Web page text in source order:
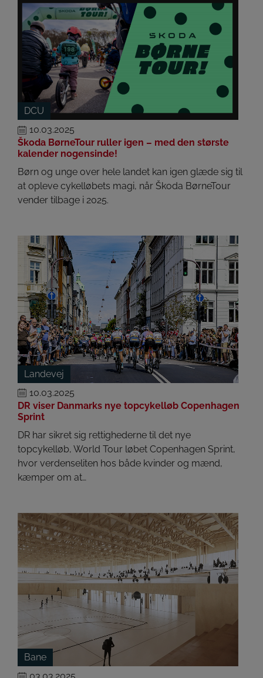
DCU
10.03.2025
Škoda BørneTour ruller igen – med den største
kalender nogensinde!
Børn og unge over hele landet kan igen glæde sig til
at opleve cykelløbets magi, når Škoda BørneTour
vender tilbage i 2025.
Landevej
10.03.2025
DR viser Danmarks nye topcykelløb Copenhagen
Sprint
DR har sikret sig rettighederne til det nye
topcykelløb, World Tour løbet Copenhagen Sprint,
hvor verdenseliten hos både kvinder og mænd,
kæmper om at…
Bane